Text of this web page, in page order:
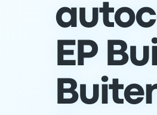
EP